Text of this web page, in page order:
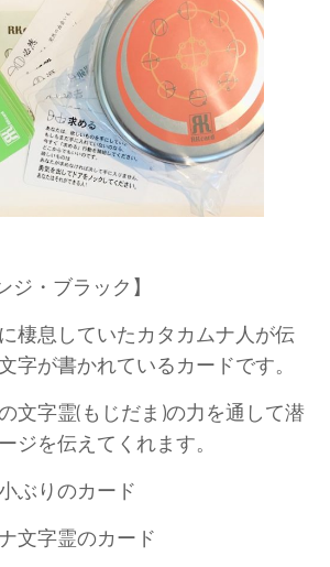
ジ・ブラック】
棲息していたカタカムナ人が伝
字が書かれているカードです。
文字霊(もじだま)の力を通して潜
ジを伝えてくれます。
ぶりのカード
文字霊のカード